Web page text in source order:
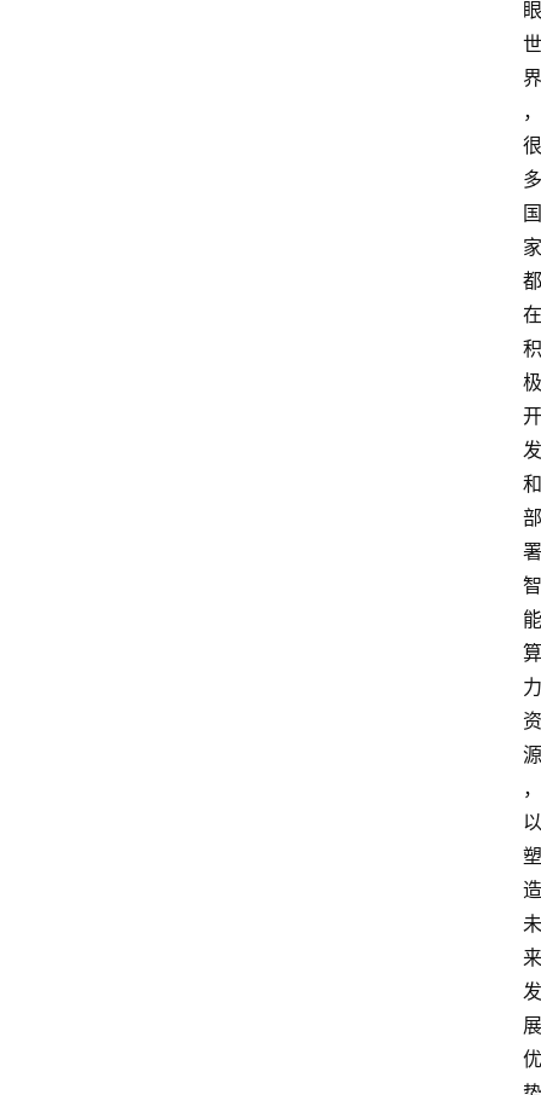
眼
世
界
，
很
多
国
家
都
在
积
极
开
发
和
部
署
智
能
算
力
资
源
，
以
塑
造
未
来
发
展
优